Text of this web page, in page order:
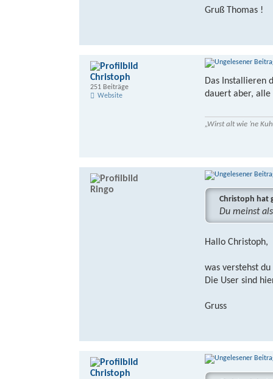
Gruß Thomas !
Das Installieren
dauert aber, alle
„Wirst alt wie ’ne
Christoph
251 Beiträge
Website
Christoph hat
Du meinst
Hallo Christoph,
was verstehst
Die User sind
Gruss
Ringo
Christoph